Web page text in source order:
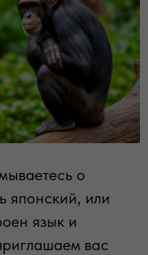
о
японский, или
язык и
вас